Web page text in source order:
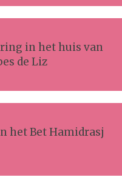
in het huis van
de Liz
het Bet Hamidrasj